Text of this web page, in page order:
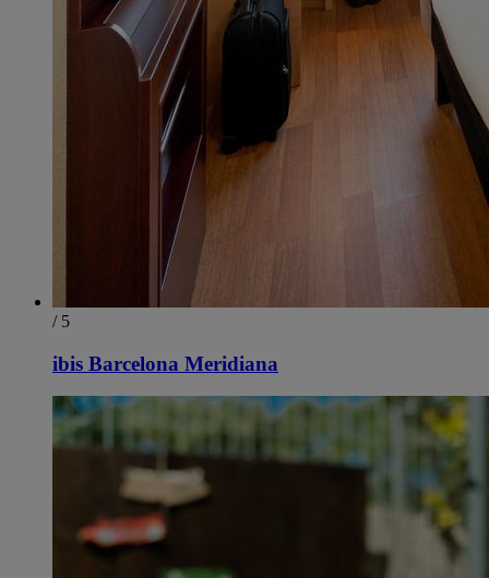
/ 5
ibis Barcelona Meridiana